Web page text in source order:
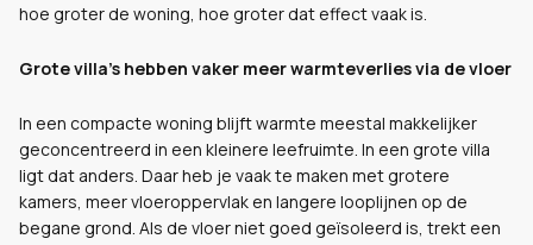
hoe groter de woning, hoe groter dat effect vaak is.
Grote villa’s hebben vaker meer warmteverlies via de vloer
In een compacte woning blijft warmte meestal makkelijker
geconcentreerd in een kleinere leefruimte. In een grote villa
ligt dat anders. Daar heb je vaak te maken met grotere
kamers, meer vloeroppervlak en langere looplijnen op de
begane grond. Als de vloer niet goed geïsoleerd is, trekt een